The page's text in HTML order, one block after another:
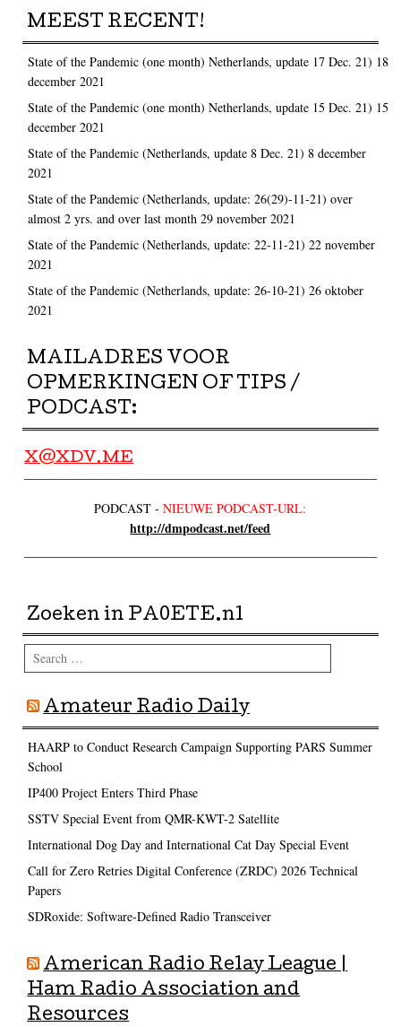
MEEST RECENT!
State of the Pandemic (one month) Netherlands, update 17 Dec. 21) 18
december 2021
State of the Pandemic (one month) Netherlands, update 15 Dec. 21) 15
december 2021
State of the Pandemic (Netherlands, update 8 Dec. 21) 8 december
2021
State of the Pandemic (Netherlands, update: 26(29)-11-21) over
almost 2 yrs. and over last month 29 november 2021
State of the Pandemic (Netherlands, update: 22-11-21) 22 november
2021
State of the Pandemic (Netherlands, update: 26-10-21) 26 oktober
2021
MAILADRES VOOR
OPMERKINGEN OF TIPS /
PODCAST:
X@XDV.ME
PODCAST -NIEUWE PODCAST-URL:
http://dmpodcast.net/feed
Zoeken in PA0ETE.nl
Search
Amateur Radio Daily
HAARP to Conduct Research Campaign Supporting PARS Summer
School
IP400 Project Enters Third Phase
SSTV Special Event from QMR-KWT-2 Satellite
International Dog Day and International Cat Day Special Event
Call for Zero Retries Digital Conference (ZRDC) 2026 Technical
Papers
SDRoxide: Software-Defined Radio Transceiver
American Radio Relay League |
Ham Radio Association and
Resources